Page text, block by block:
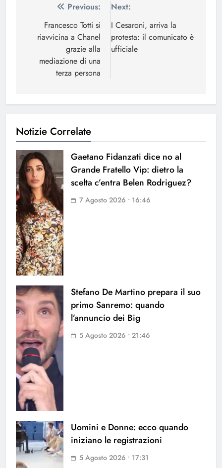
Navigazione
articoli
Previous:
Francesco Totti si
riavvicina a Chanel
grazie alla
mediazione di una
terza persona
Next:
I Cesaroni, arriva la
protesta: il comunicato è
ufficiale
Notizie Correlate
Gaetano Fidanzati dice no al
Grande Fratello Vip: dietro la
scelta c’entra Belen Rodriguez?
7 Agosto 2026 • 16:46
Stefano De Martino prepara il suo
primo Sanremo: quando
l’annuncio dei Big
5 Agosto 2026 • 21:46
Uomini e Donne: ecco quando
iniziano le registrazioni
5 Agosto 2026 • 17:31